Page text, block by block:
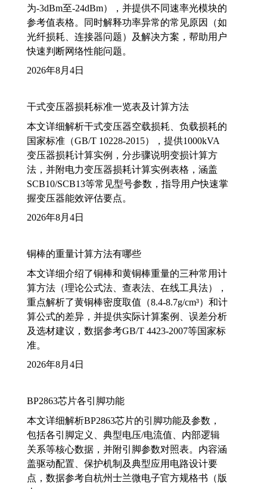
为-3dBm至-24dBm），并提供不同速率光模块的
参考值表格。同时解释功率异常的常见原因（如
光纤损耗、连接器问题）及解决方案，帮助用户
快速判断网络性能问题。
2026年8月4日
干式变压器损耗标准一览表及计算方法
本文详细解析干式变压器空载损耗、负载损耗的
国家标准（GB/T 10228-2015），提供1000kVA
变压器损耗计算实例，分步骤说明变损计算方
法，并附电力变压器损耗计算实例表格，涵盖
SCB10/SCB13等常见型号参数，指导用户快速掌
握变压器能效评估要点。
2026年8月4日
铜棒的重量计算方法有哪些
本文详细介绍了铜棒和黄铜棒重量的三种常用计
算方法（理论公式法、查表法、在线工具法），
重点解析了黄铜棒密度取值（8.4-8.7g/cm³）和计
算公式的差异，并提供实际计算案例、误差分析
及选材建议，数据参考GB/T 4423-2007等国家标
准。
2026年8月4日
BP2863芯片各引脚功能
本文详细解析BP2863芯片的引脚功能及参数，
包括各引脚定义、典型电压/电流值、内部逻辑
关系等核心数据，并附引脚参数对照表。内容涵
盖驱动配置、保护机制及典型应用电路设计要
点，数据参考自杭州士兰微电子官方规格书（版